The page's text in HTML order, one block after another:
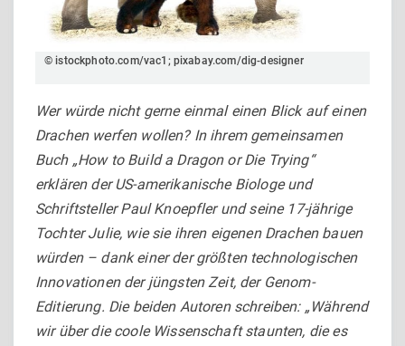
© istockphoto.com/vac1; pixabay.com/dig-designer
Wer würde nicht gerne einmal einen Blick auf einen
Drachen werfen wollen? In ihrem gemeinsamen
Buch „How to Build a Dragon or Die Trying“
erklären der US-amerikanische Biologe und
Schriftsteller Paul Knoepfler und seine 17-jährige
Tochter Julie, wie sie ihren eigenen Drachen bauen
würden – dank einer der größten technologischen
Innovationen der jüngsten Zeit, der Genom-
Editierung. Die beiden Autoren schreiben: „Während
wir über die coole Wissenschaft staunten, die es